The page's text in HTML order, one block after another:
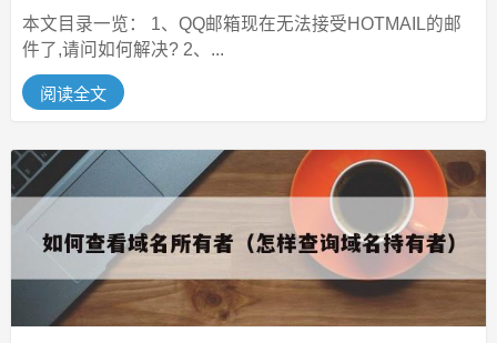
本文目录一览： 1、QQ邮箱现在无法接受HOTMAIL的邮
件了,请问如何解决? 2、...
阅读全文